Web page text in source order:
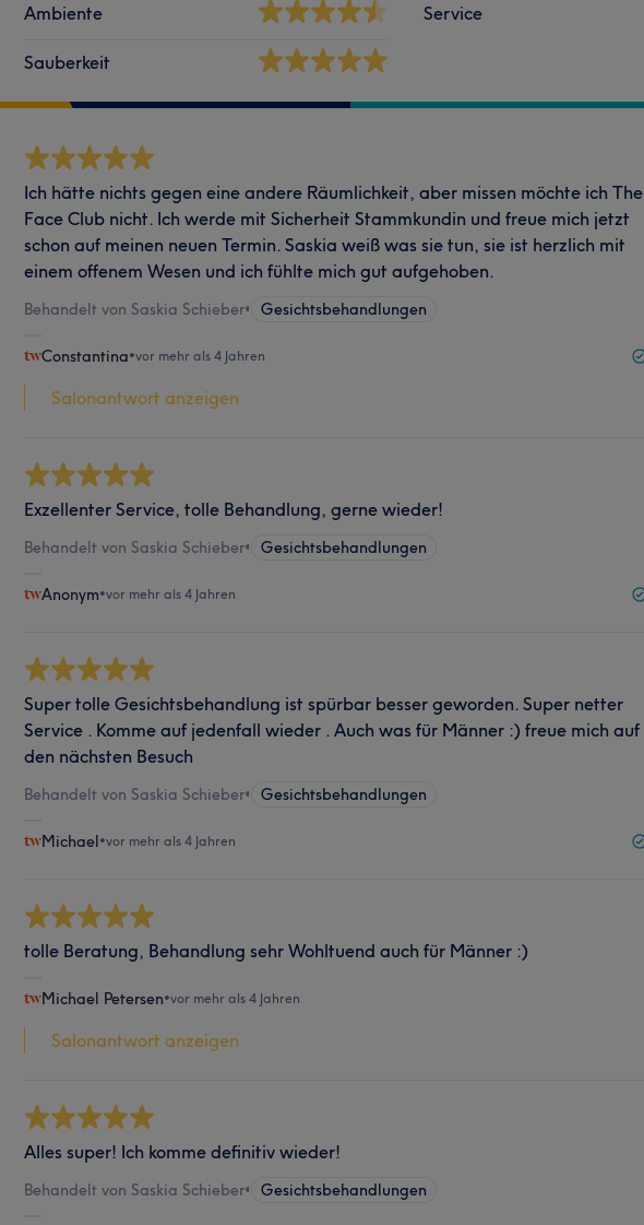
Ambiente
Sauberkeit
Service
Ich hätte nichts gegen eine andere Räumlichkeit, aber missen möchte ich The
Face Club nicht. Ich werde mit Sicherheit Stammkundin und freue mich jetzt
schon auf meinen neuen Termin. Saskia weiß was sie tun, sie ist herzlich mit
einem offenem Wesen und ich fühlte mich gut aufgehoben.
Behandelt von Saskia Schieber• Gesichtsbehandlungen
Constantina•vor mehr als 4 Jahren
Salonantwort anzeigen
Exzellenter Service, tolle Behandlung, gerne wieder!
Behandelt von Saskia Schieber• Gesichtsbehandlungen
Anonym•vor mehr als 4 Jahren
Super tolle Gesichtsbehandlung ist spürbar besser geworden. Super netter
Service . Komme auf jedenfall wieder . Auch was für Männer :) freue mich auf
den nächsten Besuch
Behandelt von Saskia Schieber• Gesichtsbehandlungen
Michael•vor mehr als 4 Jahren
tolle Beratung, Behandlung sehr Wohltuend auch für Männer :)
Michael Petersen•vor mehr als 4 Jahren
Salonantwort anzeigen
Alles super! Ich komme definitiv wieder!
Behandelt von Saskia Schieber• Gesichtsbehandlungen